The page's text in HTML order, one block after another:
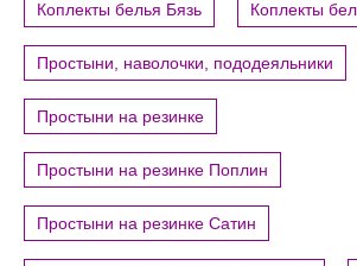
Коплекты белья Бязь Коплекты
Простыни, наволочки, пододеяльники
Простыни на резинке
Простыни на резинке Поплин
Простыни на резинке Сатин